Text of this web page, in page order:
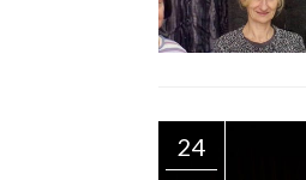
24